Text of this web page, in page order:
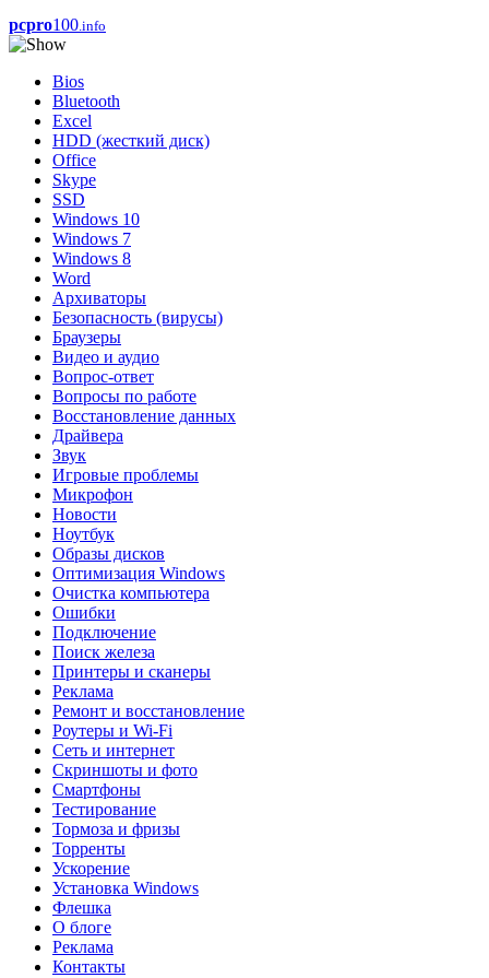
pcpro100.info
Bios
Bluetooth
Excel
HDD (жесткий диск)
Office
Skype
SSD
Windows 10
Windows 7
Windows 8
Word
Архиваторы
Безопасность (вирусы)
Браузеры
Видео и аудио
Вопрос-ответ
Вопросы по работе
Восстановление данных
Драйвера
Звук
Игровые проблемы
Микрофон
Новости
Ноутбук
Образы дисков
Оптимизация Windows
Очистка компьютера
Ошибки
Подключение
Поиск железа
Принтеры и сканеры
Реклама
Ремонт и восстановление
Роутеры и Wi-Fi
Сеть и интернет
Скриншоты и фото
Смартфоны
Тестирование
Тормоза и фризы
Торренты
Ускорение
Установка Windows
Флешка
О блоге
Реклама
Контакты